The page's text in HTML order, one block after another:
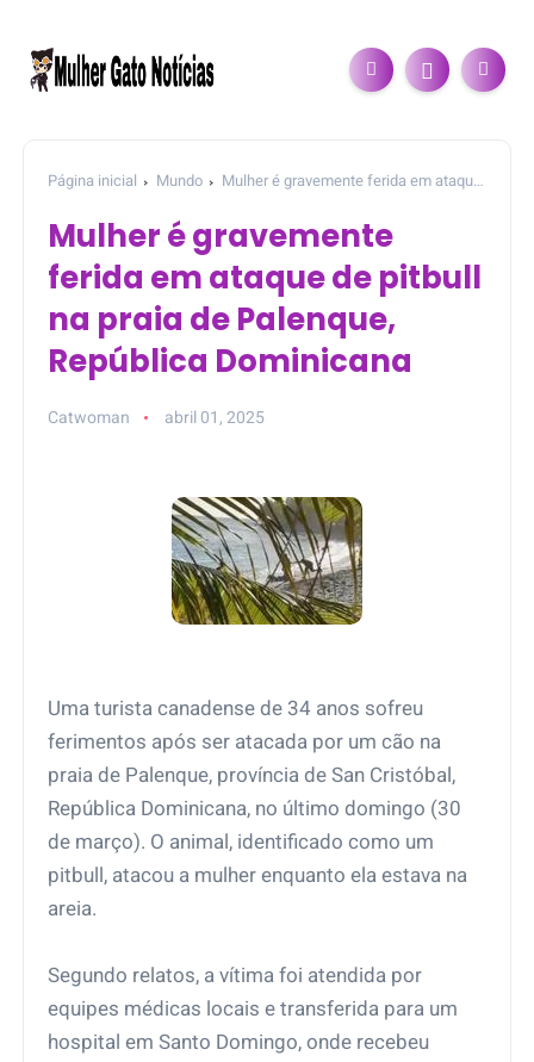
Página inicial Mundo
Mulher é gravemente ferida em ataque
Mulher é gravemente
ferida em ataque de pitbull
na praia de Palenque,
República Dominicana
Catwoman abril 01, 2025
Uma turista canadense de 34 anos sofreu
ferimentos após ser atacada por um cão na
praia de Palenque, província de San Cristóbal,
República Dominicana, no último domingo (30
de março). O animal, identificado como um
pitbull, atacou a mulher enquanto ela estava na
areia.
Segundo relatos, a vítima foi atendida por
equipes médicas locais e transferida para um
hospital em Santo Domingo, onde recebeu